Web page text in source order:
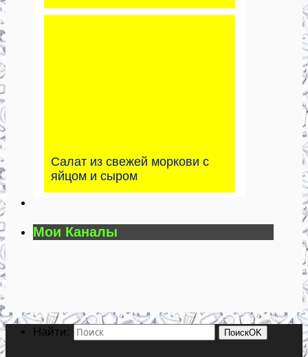
Салат из свежей моркови с
яйцом и сыром
Мои Каналы
Найти: ПоискOK